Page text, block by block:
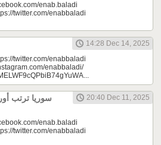
enab.baladi
twitter.com/enabbaladi
14:28 Dec 14, 2025
twitter.com/enabbaladi
enabbaladi/
20:40 Dec 11, 2025
enab.baladi
twitter.com/enabbaladi